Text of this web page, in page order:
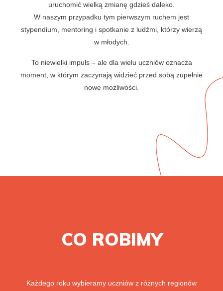
uruchomić wielką zmianę gdzieś daleko.
W naszym przypadku tym pierwszym ruchem jest
stypendium, mentoring i spotkanie z ludźmi, którzy wierzą
w młodych.
To niewielki impuls – ale dla wielu uczniów oznacza
moment, w którym zaczynają widzieć przed sobą zupełnie
nowe możliwości.
CO ROBIMY
Każdego roku wybieramy uczniów z różnych regionów